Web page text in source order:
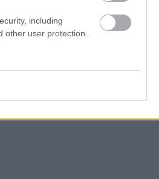
including
other user protection.